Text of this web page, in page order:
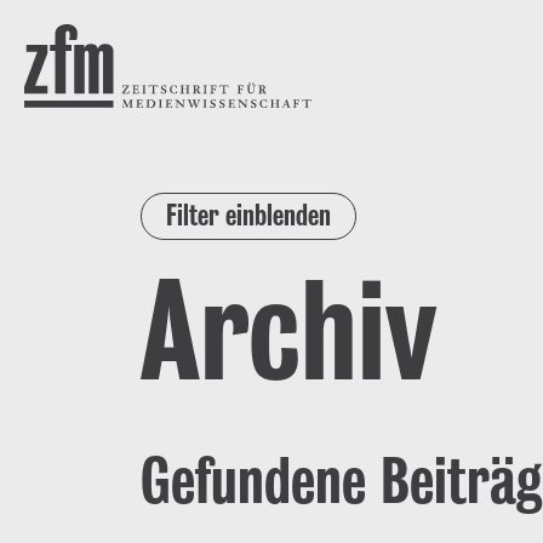
ZEITSCHRIFT FÜR
MEDIENWISSENSCHAFT
Filter einblenden
Archiv
Gefundene